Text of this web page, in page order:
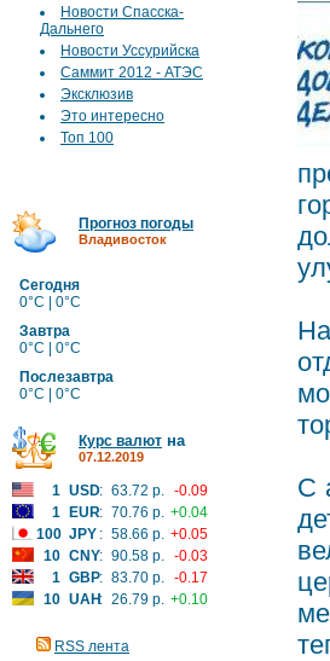
Новости Спасска-
Дальнего
Новости Уссурийска
Саммит 2012 - АТЭС
Эксклюзив
Это интересно
Топ 100
Прогноз погоды
Владивосток
Сегодня
0°C | 0°C
Завтра
0°C | 0°C
Послезавтра
0°C | 0°C
Курс валют на
07.12.2019
1 USD: 63.72 р. -0.09
1
EUR: 70.76 р. +0.04
100 JPY : 58.66 р. +0.05
10 CNY: 90.58 р. -0.03
1 GBP: 83.70 р. -0.17
10 UAH: 26.79 р. +0.10
RSS лента
С